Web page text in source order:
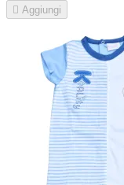
 Aggiungi